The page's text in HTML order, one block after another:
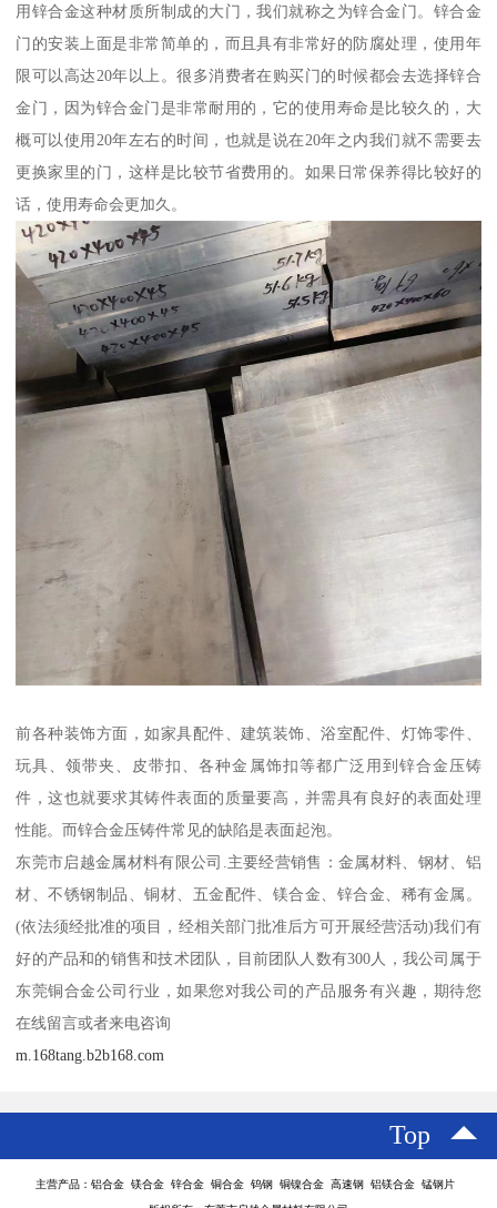
用锌合金这种材质所制成的大门，我们就称之为锌合金门。锌合金
门的安装上面是非常简单的，而且具有非常好的防腐处理，使用年
限可以高达20年以上。很多消费者在购买门的时候都会去选择锌合
金门，因为锌合金门是非常耐用的，它的使用寿命是比较久的，大
概可以使用20年左右的时间，也就是说在20年之内我们就不需要去
更换家里的门，这样是比较节省费用的。如果日常保养得比较好的
话，使用寿命会更加久。
前各种装饰方面，如家具配件、建筑装饰、浴室配件、灯饰零件、
玩具、领带夹、皮带扣、各种金属饰扣等都广泛用到锌合金压铸
件，这也就要求其铸件表面的质量要高，并需具有良好的表面处理
性能。而锌合金压铸件常见的缺陷是表面起泡。
东莞市启越金属材料有限公司.主要经营销售：金属材料、钢材、铝
材、不锈钢制品、铜材、五金配件、镁合金、锌合金、稀有金属。
(依法须经批准的项目，经相关部门批准后方可开展经营活动)我们有
好的产品和的销售和技术团队，目前团队人数有300人，我公司属于
东莞铜合金公司行业，如果您对我公司的产品服务有兴趣，期待您
在线留言或者来电咨询
m.168tang.b2b168.com
Top
主营产品：铝合金 镁合金 锌合金 铜合金 钨钢 铜镍合金 高速钢 铝镁合金 锰钢片